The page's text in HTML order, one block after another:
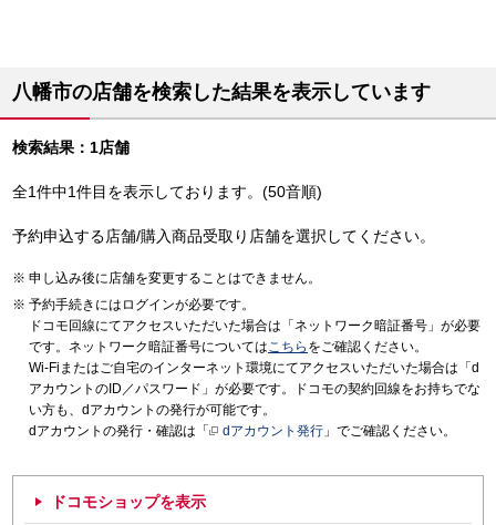
八幡市の店舗を検索した結果を表示しています
検索結果：1店舗
全1件中1件目を表示しております。(50音順)
予約申込する店舗/購入商品受取り店舗を選択してください。
申し込み後に店舗を変更することはできません。
予約手続きにはログインが必要です。
ドコモ回線にてアクセスいただいた場合は「ネットワーク暗証番号」が必要
です。ネットワーク暗証番号についてはこちら をご確認ください。
Wi-Fiまたはご自宅のインターネット環境にてアクセスいただいた場合は「d
アカウントのID／パスワード」が必要です。ドコモの契約回線をお持ちでな
い方も、dアカウントの発行が可能です。
dアカウントの発行・確認は「
dアカウント発行 」でご確認ください。
ドコモショップを表示